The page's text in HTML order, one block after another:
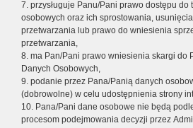
7. przysługuje Panu/Pani prawo dostępu do
osobowych oraz ich sprostowania,
przetwarzania lub prawo do wniesienia
przetwarzania,
8. ma Pan/Pani prawo wniesienia skargi do
Danych Osobowych,
9. podanie przez Pana/Panią danych
(dobrowolne) w celu udostępnienia strony
10. Pana/Pani dane osobowe nie będą
procesom podejmowania decyzji przez